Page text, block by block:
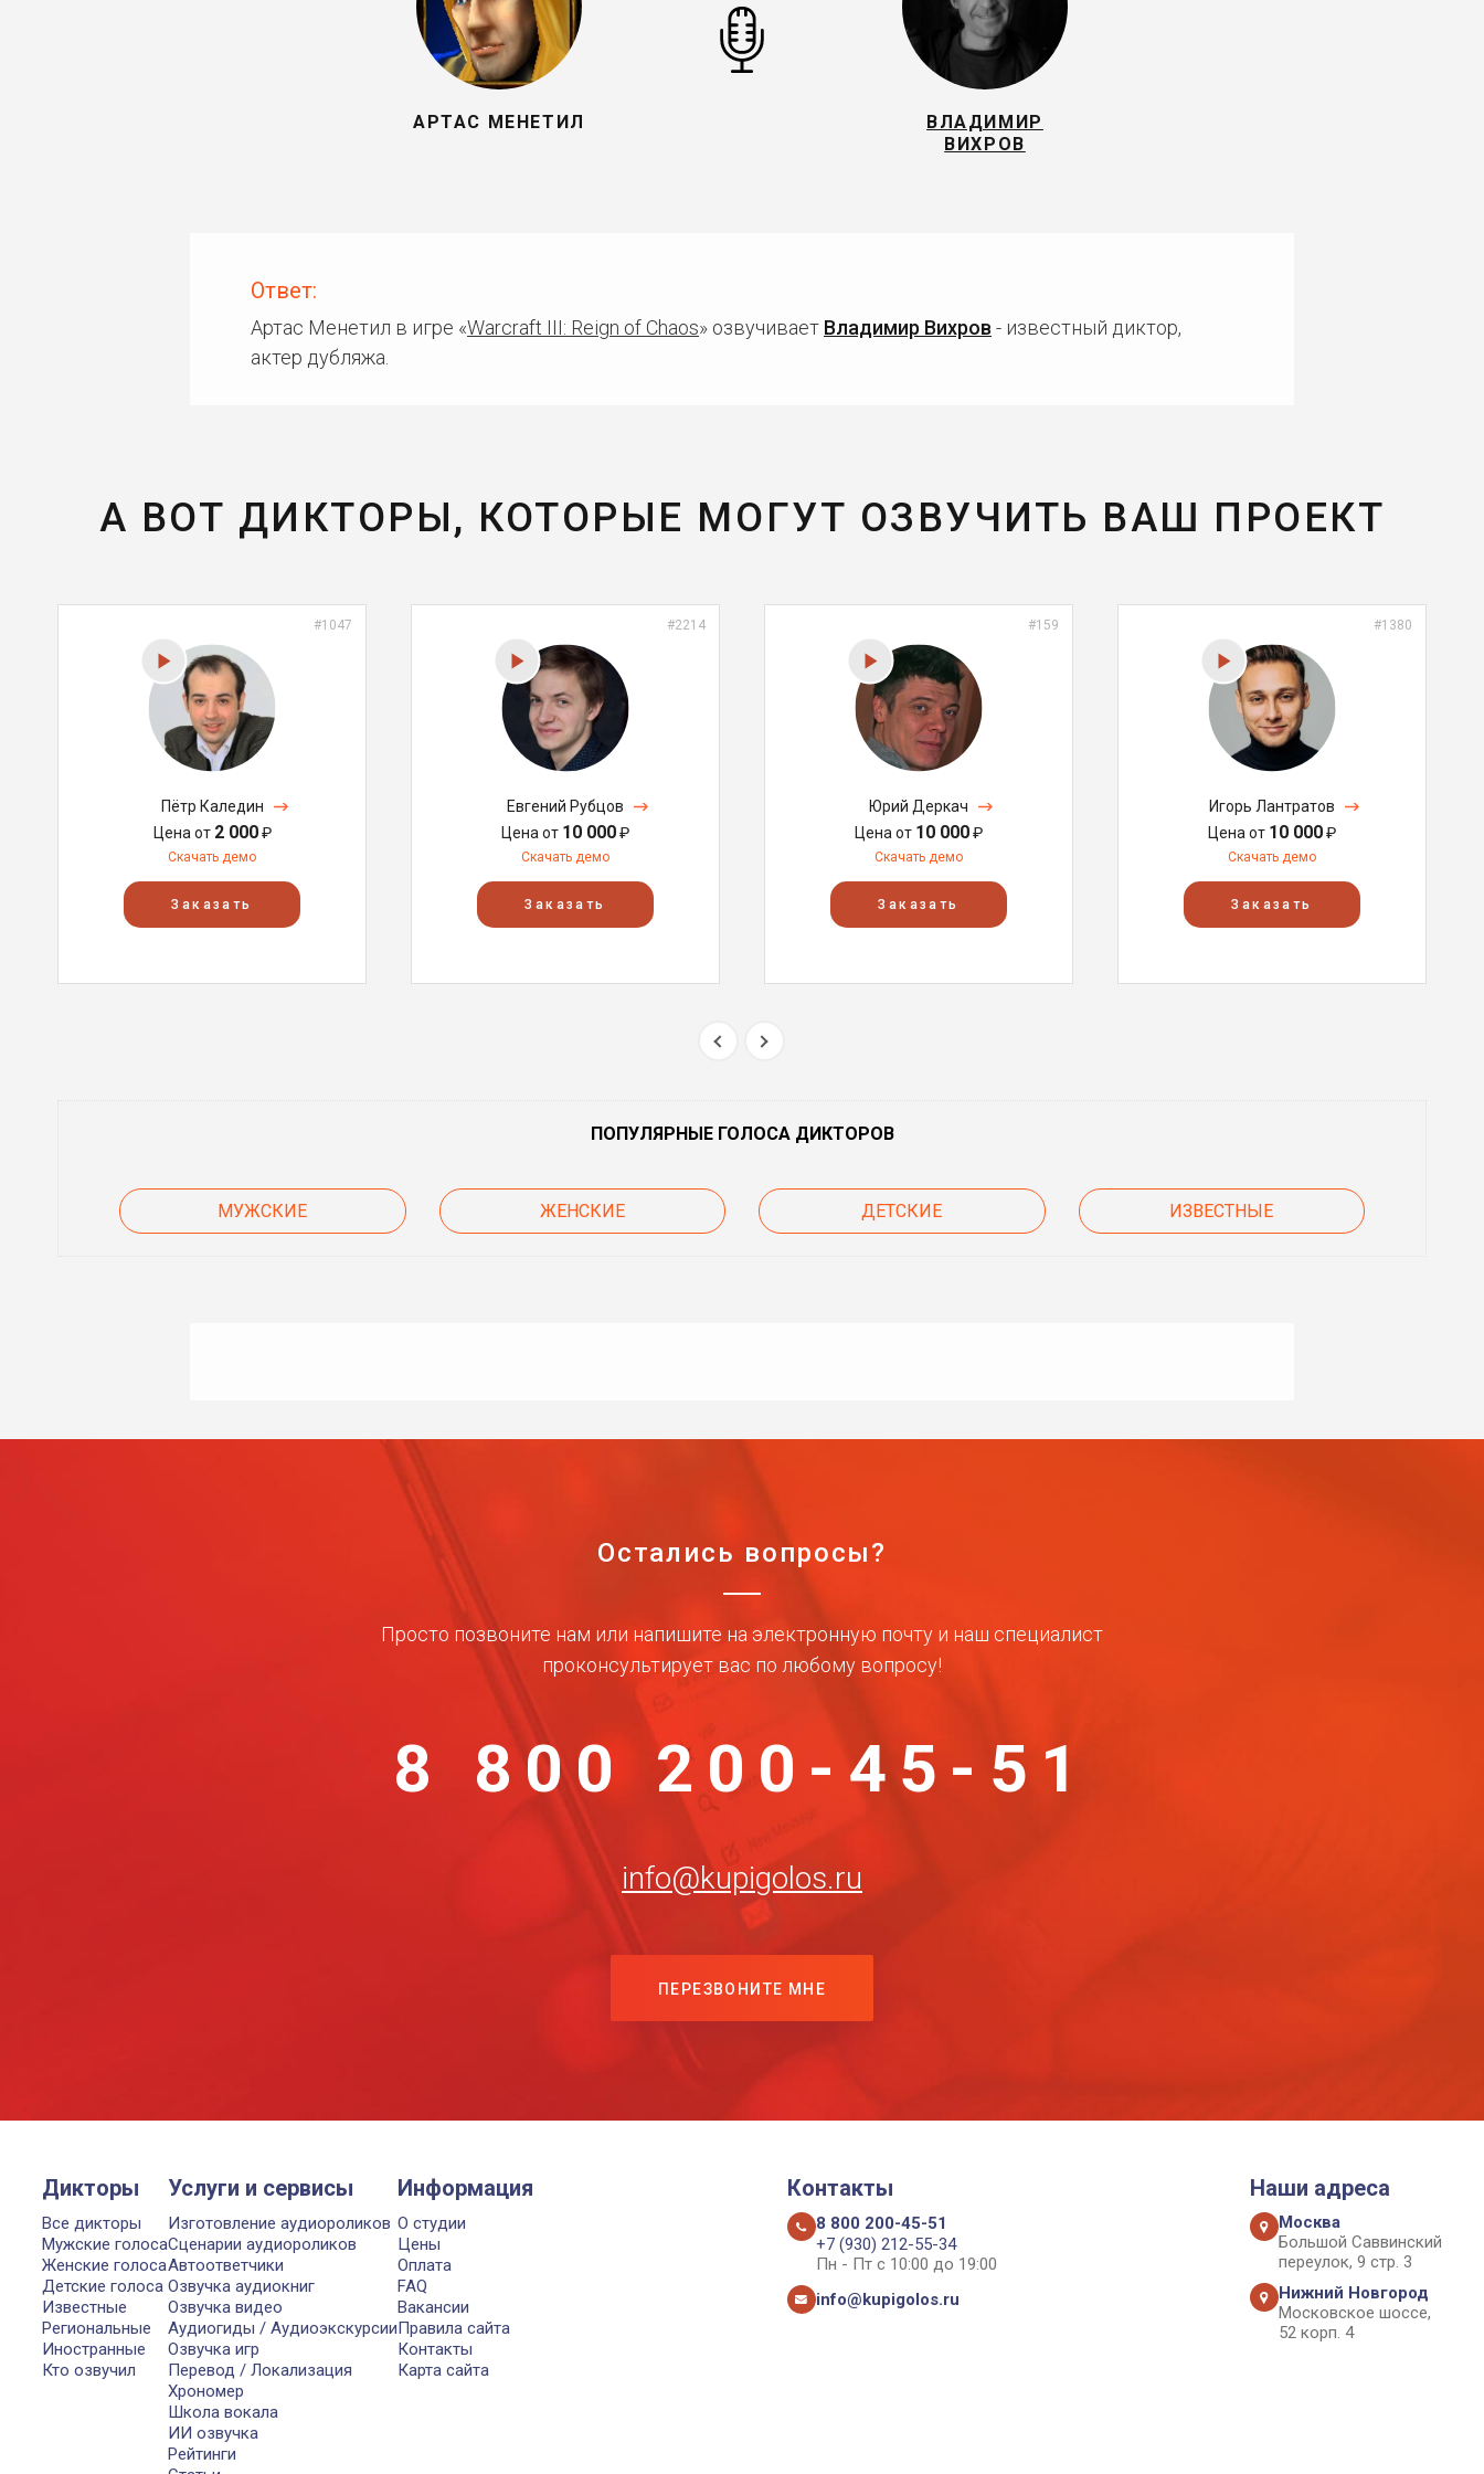
АРТАС МЕНЕТИЛ
ВЛАДИМИР
ВИХРОВ
Ответ:
Артас Менетил в игре «Warcraft III: Reign of Chaos» озвучивает Владимир Вихров - известный диктор,
актер дубляжа.
А ВОТ ДИКТОРЫ, КОТОРЫЕ МОГУТ ОЗВУЧИТЬ ВАШ ПРОЕКТ
#1047
Пётр Каледин
Цена от 2 000₽
Скачать демо
Заказать
#2214
Евгений Рубцов
Цена от 10 000₽
Скачать демо
Заказать
#159
Юрий Деркач
Цена от 10 000₽
Скачать демо
Заказать
#1380
Игорь Лантратов
Цена от 10 000₽
Скачать демо
Заказать
ПОПУЛЯРНЫЕ ГОЛОСА ДИКТОРОВ
МУЖСКИЕ ЖЕНСКИЕ ДЕТСКИЕ ИЗВЕСТНЫЕ
Остались вопросы?
Просто позвоните нам или напишите на электронную почту и наш специалист
проконсультирует вас по любому вопросу!
8 800 200-45-51
info@kupigolos.ru
ПЕРЕЗВОНИТЕ МНЕ
Дикторы
Все дикторы
Мужские голоса
Женские голоса
Детские голоса
Известные
Региональные
Иностранные
Кто озвучил
Услуги и сервисы
Изготовление аудиороликов
Сценарии аудиороликов
Автоответчики
Озвучка аудиокниг
Озвучка видео
Аудиогиды / Аудиоэкскурсии
Озвучка игр
Перевод / Локализация
Хрономер
Школа вокала
ИИ озвучка
Рейтинги
Информация
О студии
Цены
Оплата
FAQ
Вакансии
Правила сайта
Контакты
Карта сайта
Контакты
8 800 200-45-51
+7 (930) 212-55-34
Пн - Пт с 10:00 до 19:00
info@kupigolos.ru
Наши адреса
Москва
Большой Саввинский
переулок, 9 стр. 3
Нижний Новгород
Московское шоссе,
52 корп. 4